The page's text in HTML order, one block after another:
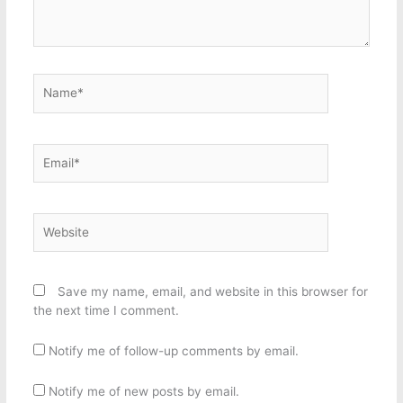
Save my name, email, and website in this browser for
the next time I comment.
Notify me of follow-up comments by email.
Notify me of new posts by email.